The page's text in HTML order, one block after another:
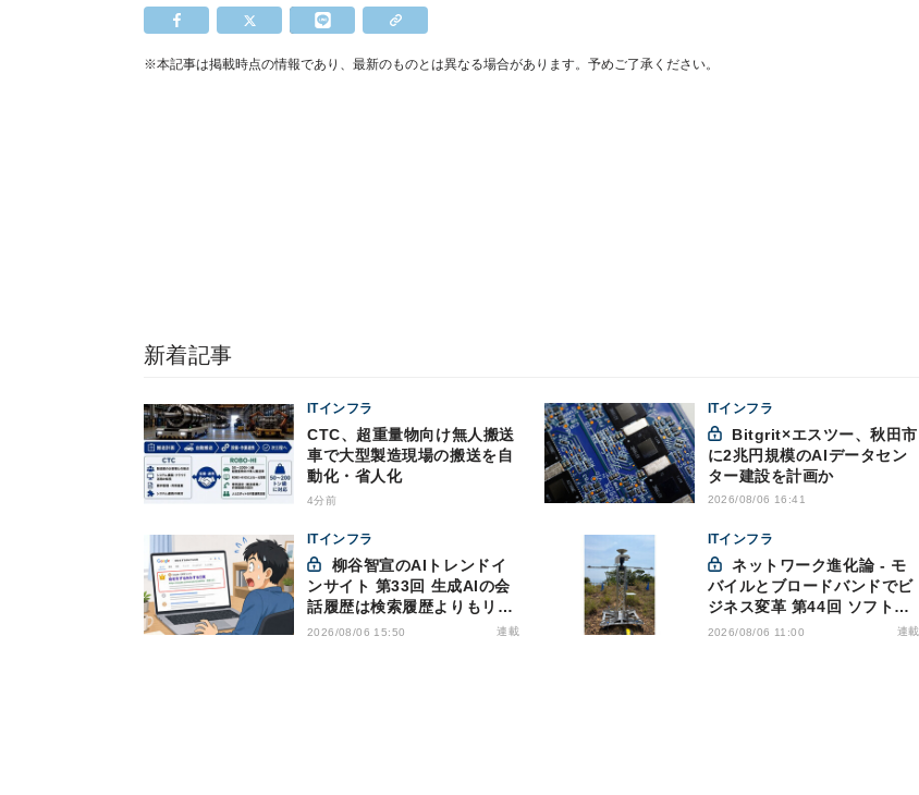
※本記事は掲載時点の情報であり、最新のものとは異なる場合があります。予めご了承ください。
新着記事
ITインフラ
CTC、超重量物向け無人搬送
車で大型製造現場の搬送を自
動化・省人化
4分前
ITインフラ
に2兆円規模のAIデータセン
ター建設を計画か
2026/08/06 16:41
ITインフラ
ンサイト 第33回 生成AIの会
話履歴は検索履歴よりもリス
キー？今のうちに情報漏洩対
2026/08/06 15:50 連載
ITインフラ
ネットワーク進化論 - モ
バイルとブロードバンドでビ
ジネス変革 第44回 ソフトバ
ンクが「HAPS」のプレ商用
2026/08/06 11:00 連載